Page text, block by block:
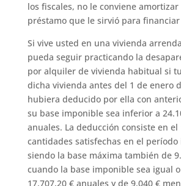
los fiscales, no le conviene
préstamo que le sirvió para
Si vive usted en una vivienda
pueda seguir practicando la
por alquiler de vivienda habitual si
dicha vivienda antes del 1 de enero
hubiera deducido por ella con
su base imponible sea inferior a
anuales. La deducción consiste en el
cantidades satisfechas en el período
siendo la base máxima también de
cuando la base imponible sea igual
17.707,20 € anuales y de 9.040 €